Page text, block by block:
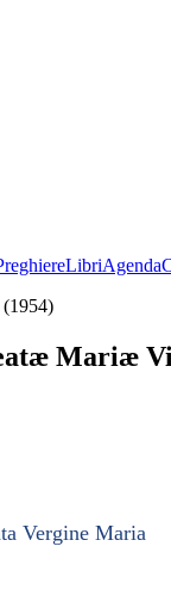
LibriAgenda
Mariæ
Vergine Maria